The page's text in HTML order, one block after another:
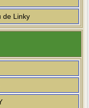
de Linky